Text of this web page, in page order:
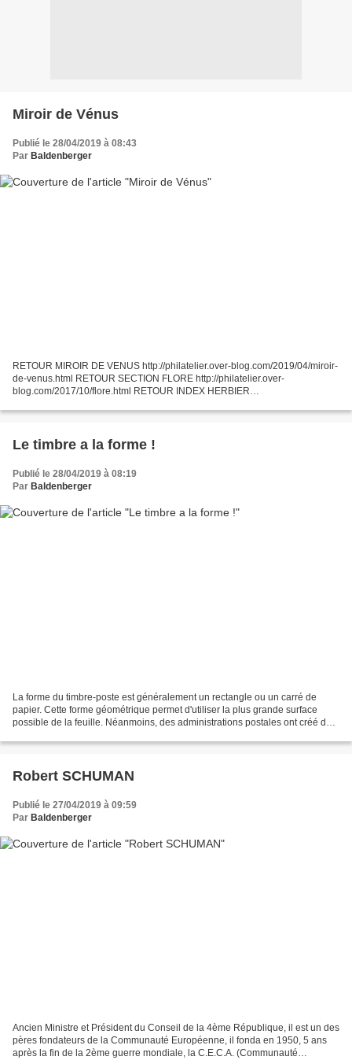
Miroir de Vénus
Publié le 28/04/2019 à 08:43
Par Baldenberger
RETOUR MIROIR DE VENUS http://philatelier.over-blog.com/2019/04/miroir-
de-venus.html RETOUR SECTION FLORE http://philatelier.over-
blog.com/2017/10/flore.html RETOUR INDEX HERBIER
Le timbre a la forme !
Publié le 28/04/2019 à 08:19
Par Baldenberger
La forme du timbre-poste est généralement un rectangle ou un carré de
papier. Cette forme géométrique permet d'utiliser la plus grande surface
possible de la feuille. Néanmoins, des administrations postales ont créé des
Robert SCHUMAN
Publié le 27/04/2019 à 09:59
Par Baldenberger
Ancien Ministre et Président du Conseil de la 4ème République, il est un des
pères fondateurs de la Communauté Européenne, il fonda en 1950, 5 ans
après la fin de la 2ème guerre mondiale, la C.E.C.A. (Communauté